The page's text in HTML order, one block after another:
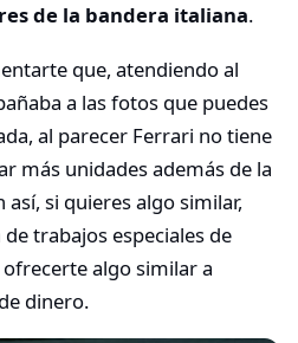
de la bandera italiana.
que, atendiendo al
a las fotos que puedes
al parecer Ferrari no tiene
más unidades además de la
así, si quieres algo similar,
trabajos especiales de
algo similar a
dinero.